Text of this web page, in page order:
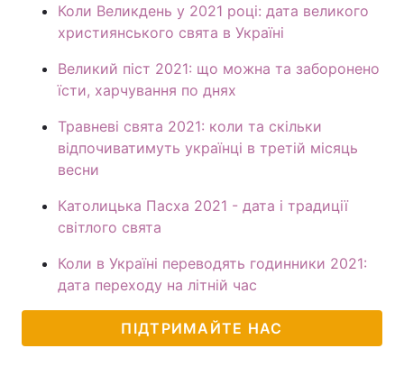
Коли Великдень у 2021 році: дата великого
християнського свята в Україні
Великий піст 2021: що можна та заборонено
їсти, харчування по днях
Травневі свята 2021: коли та скільки
відпочиватимуть українці в третій місяць
весни
Католицька Пасха 2021 - дата і традиції
світлого свята
Коли в Україні переводять годинники 2021:
дата переходу на літній час
ПІДТРИМАЙТЕ НАС